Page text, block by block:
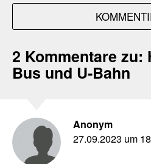
2 Kommentare zu:
Bus und U-Bahn
Anonym
27.09.2023 um